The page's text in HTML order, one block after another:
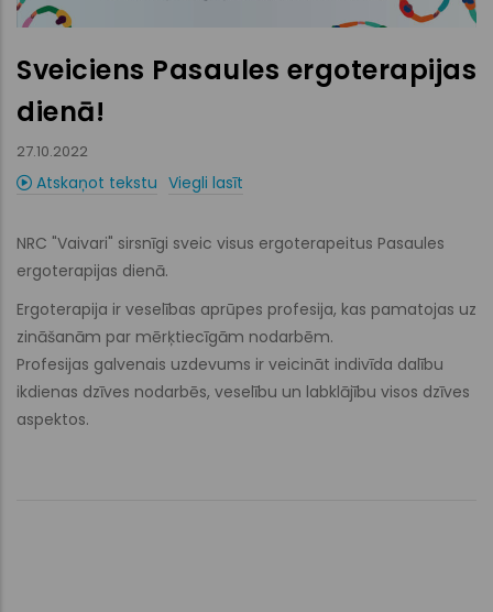
Sveiciens Pasaules ergoterapijas
dienā!
27.10.2022
Atskaņot tekstu Viegli lasīt
NRC "Vaivari" sirsnīgi sveic visus ergoterapeitus Pasaules
ergoterapijas dienā.
Ergoterapija ir veselības aprūpes profesija, kas pamatojas uz
zināšanām par mērķtiecīgām nodarbēm.
Profesijas galvenais uzdevums ir veicināt indivīda dalību
ikdienas dzīves nodarbēs, veselību un labklājību visos dzīves
aspektos.